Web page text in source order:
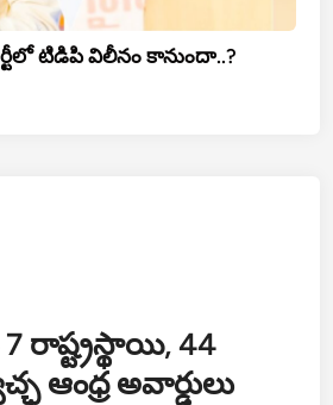
టిడిపి విలీనం కానుందా..?
రాష్ట్రస్థాయి, 44
ఆంధ్ర అవార్డులు